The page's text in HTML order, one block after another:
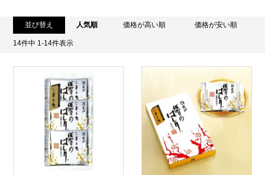
並び替え 人気順 価格が高い順 価格が安い順
14件中 1-14件表示